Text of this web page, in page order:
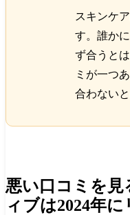
スキンケ
す。誰か
ず合うと
ミが一つ
合わない
悪い口コミを
ィブは2024年